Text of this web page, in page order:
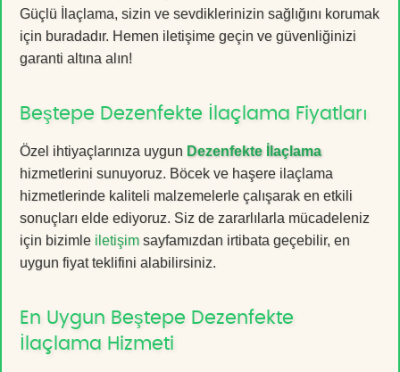
Güçlü İlaçlama, sizin ve sevdiklerinizin sağlığını korumak
için buradadır. Hemen iletişime geçin ve güvenliğinizi
garanti altına alın!
Beştepe Dezenfekte İlaçlama Fiyatları
Özel ihtiyaçlarınıza uygun Dezenfekte İlaçlama
hizmetlerini sunuyoruz. Böcek ve haşere ilaçlama
hizmetlerinde kaliteli malzemelerle çalışarak en etkili
sonuçları elde ediyoruz. Siz de zararlılarla mücadeleniz
için bizimle iletişim sayfamızdan irtibata geçebilir, en
uygun fiyat teklifini alabilirsiniz.
En Uygun Beştepe Dezenfekte
İlaçlama Hizmeti